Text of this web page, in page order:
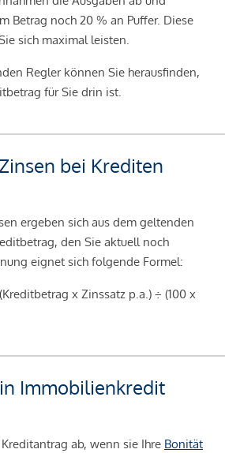
Betrag noch 20 % an Puffer. Diese
sich maximal leisten.
Regler können Sie herausfinden,
für Sie drin ist.
bei Krediten
ergeben sich aus dem geltenden
den Sie aktuell noch
eignet sich folgende Formel:
x Zinssatz p.a.) ÷ (100 x
Immobilienkredit
ab, wenn sie Ihre Bonität